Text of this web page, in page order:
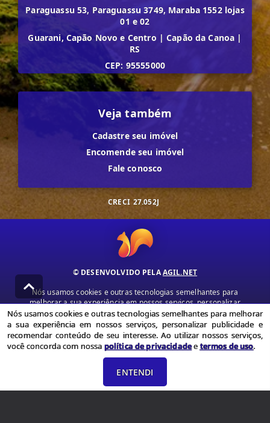
Paraguassu 53, Paraguassu 3749, Maraba 1552 lojas
01 e 02
Guarani, Capão Novo e Centro | Capão da Canoa |
RS
CEP: 95555000
Veja também
Cadastre seu imóvel
Encomende seu imóvel
Fale conosco
CRECI 27.052J
© DESENVOLVIDO PELAAGIL.NET
Nós usamos cookies e outras tecnologias semelhantes para
melhorar a sua experiência em nossos serviços, personalizar
publicidade e recomendar conteúdo de seu interesse. Ao utilizar
nossos serviços, você concorda com nossa política de privacidade e
termos de uso.
Política de Privacidade Termos de uso
Nós usamos cookies e outras tecnologias semelhantes para melhorar
a sua experiência em nossos serviços, personalizar publicidade e
recomendar conteúdo de seu interesse. Ao utilizar nossos serviços,
você concorda com nossa política de privacidadeetermos de uso.
ENTENDI